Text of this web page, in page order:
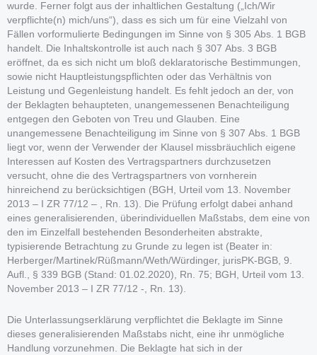
wurde. Ferner folgt aus der inhaltlichen Gestaltung („Ich/Wir
verpflichte(n) mich/uns“), dass es sich um für eine Vielzahl von
Fällen vorformulierte Bedingungen im Sinne von § 305 Abs. 1 BGB
handelt. Die Inhaltskontrolle ist auch nach § 307 Abs. 3 BGB
eröffnet, da es sich nicht um bloß deklaratorische Bestimmungen,
sowie nicht Hauptleistungspflichten oder das Verhältnis von
Leistung und Gegenleistung handelt. Es fehlt jedoch an der, von
der Beklagten behaupteten, unangemessenen Benachteiligung
entgegen den Geboten von Treu und Glauben. Eine
unangemessene Benachteiligung im Sinne von § 307 Abs. 1 BGB
liegt vor, wenn der Verwender der Klausel missbräuchlich eigene
Interessen auf Kosten des Vertragspartners durchzusetzen
versucht, ohne die des Vertragspartners von vornherein
hinreichend zu berücksichtigen (BGH, Urteil vom 13. November
2013 – I ZR 77/12 – , Rn. 13). Die Prüfung erfolgt dabei anhand
eines generalisierenden, überindividuellen Maßstabs, dem eine von
den im Einzelfall bestehenden Besonderheiten abstrakte,
typisierende Betrachtung zu Grunde zu legen ist (Beater in:
Herberger/Martinek/Rüßmann/Weth/Würdinger, jurisPK-BGB, 9.
Aufl., § 339 BGB (Stand: 01.02.2020), Rn. 75; BGH, Urteil vom 13.
November 2013 – I ZR 77/12 -, Rn. 13).
Die Unterlassungserklärung verpflichtet die Beklagte im Sinne
dieses generalisierenden Maßstabs nicht, eine ihr unmögliche
Handlung vorzunehmen. Die Beklagte hat sich in der